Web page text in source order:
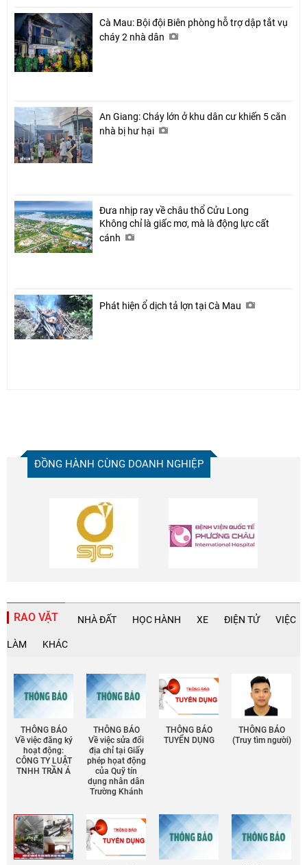
Cà Mau: Bội đội Biên phòng hỗ trợ dập tắt vụ
cháy 2 nhà dân
An Giang: Cháy lớn ở khu dân cư khiến 5 căn
nhà bị hư hại
Đưa nhịp ray về châu thổ Cửu Long
Không chỉ là giấc mơ, mà là động lực cất
cánh
Phát hiện ổ dịch tả lợn tại Cà Mau
ĐỒNG HÀNH CÙNG DOANH NGHIỆP
RAO VẶT NHÀ ĐẤT HỌC HÀNH XE ĐIỆN TỬ VIỆC
LÀM KHÁC
THÔNG BÁO
Về việc đăng ký
hoạt động:
CÔNG TY LUẬT
TNHH TRẦN Á
THÔNG BÁO
Về việc sửa đổi
địa chỉ tại Giấy
phép họat động
của Quỹ tín
dụng nhân dân
Trường Khánh
THÔNG BÁO
TUYỂN DỤNG
THÔNG BÁO
(Truy tìm người)